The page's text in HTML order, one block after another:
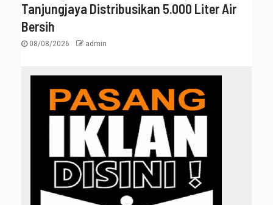
Tanjungjaya Distribusikan 5.000 Liter Air
Bersih
08/08/2026 admin